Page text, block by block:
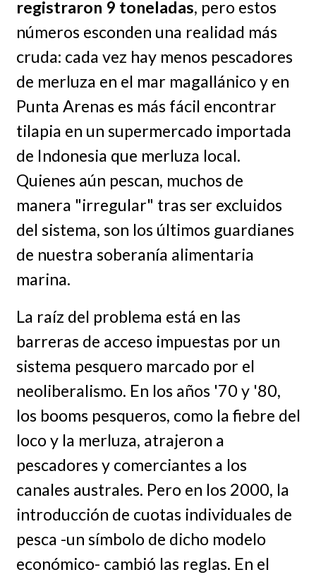
registraron 9 toneladas, pero estos
números esconden una realidad más
cruda: cada vez hay menos pescadores
de merluza en el mar magallánico y en
Punta Arenas es más fácil encontrar
tilapia en un supermercado importada
de Indonesia que merluza local.
Quienes aún pescan, muchos de
manera "irregular" tras ser excluidos
del sistema, son los últimos guardianes
de nuestra soberanía alimentaria
marina.
La raíz del problema está en las
barreras de acceso impuestas por un
sistema pesquero marcado por el
neoliberalismo. En los años '70 y '80,
los booms pesqueros, como la fiebre del
loco y la merluza, atrajeron a
pescadores y comerciantes a los
canales australes. Pero en los 2000, la
introducción de cuotas individuales de
pesca -un símbolo de dicho modelo
económico- cambió las reglas. En el